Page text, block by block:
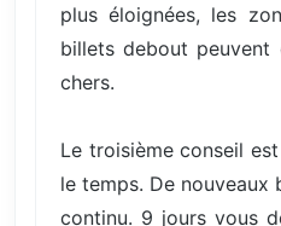
plus éloignées, les
billets debout peuvent
chers.
Le troisième conseil
le temps. De nouveaux
continu. 9 jours vous